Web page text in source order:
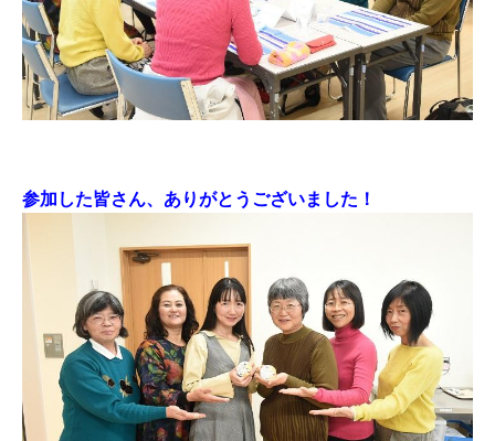
参加した皆さん、ありがとうございました！